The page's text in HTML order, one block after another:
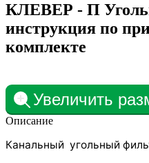
КЛЕВЕР - П
инструкция по
комплекте
Увеличить
Описание
Канальный угольный